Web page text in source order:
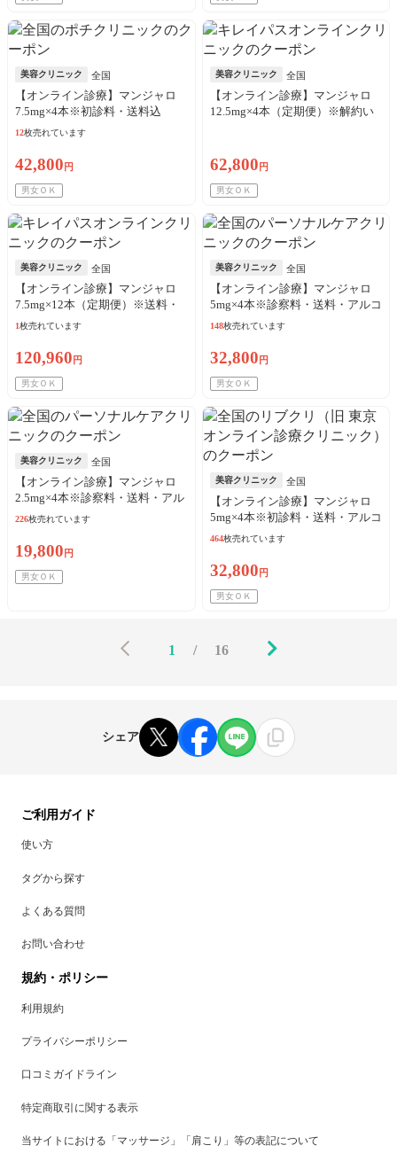
美容クリニック 全国
【オンライン診療】マンジャロ
7.5mg×4本※初診料・送料込
12枚売れています
42,800 円
男女ＯＫ
美容クリニック 全国
【オンライン診療】マンジャロ
12.5mg×4本（定期便）※解約い
62,800 円
男女ＯＫ
美容クリニック 全国
【オンライン診療】マンジャロ
7.5mg×12本（定期便）※送料・
アルコール綿・診察料込
1枚売れています
120,960 円
男女ＯＫ
美容クリニック 全国
【オンライン診療】マンジャロ
5mg×4本※診察料・送料・アルコ
ール綿込／来院歴問わず3枚購入
148枚売れています
32,800 円
男女ＯＫ
美容クリニック 全国
【オンライン診療】マンジャロ
2.5mg×4本※診察料・送料・アル
コール綿込／来院歴問わず3枚購
226枚売れています
19,800 円
男女ＯＫ
美容クリニック 全国
【オンライン診療】マンジャロ
5mg×4本※初診料・送料・アルコ
ール綿込／リピート可
464枚売れています
32,800 円
男女ＯＫ
1 / 16
シェア
ご利用ガイド
使い方
タグから探す
よくある質問
お問い合わせ
規約・ポリシー
利用規約
プライバシーポリシー
口コミガイドライン
特定商取引に関する表示
当サイトにおける「マッサージ」「肩こり」等の表記について